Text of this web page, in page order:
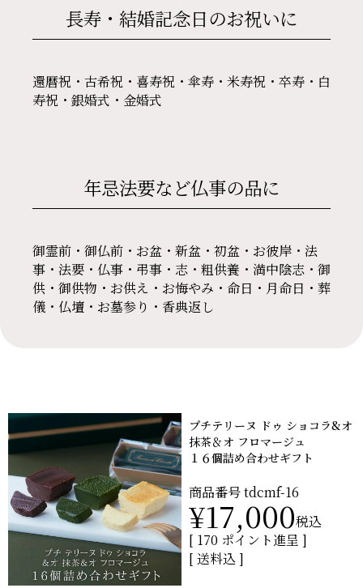
長寿・結婚記念日のお祝いに
還暦祝・古希祝・喜寿祝・傘寿・米寿祝・卒寿・白
寿祝・銀婚式・金婚式
年忌法要など仏事の品に
御霊前・御仏前・お盆・新盆・初盆・お彼岸・法
事・法要・仏事・弔事・志・粗供養・満中陰志・御
供・御供物・お供え・お悔やみ・命日・月命日・葬
儀・仏壇・お墓参り・香典返し
プチテリーヌ ドゥ ショコラ&オ
抹茶＆オ フロマージュ
１６個詰め合わせギフト
商品番号tdcmf-16
¥17,000税込
[ 170 ポイント進呈 ]
送料込